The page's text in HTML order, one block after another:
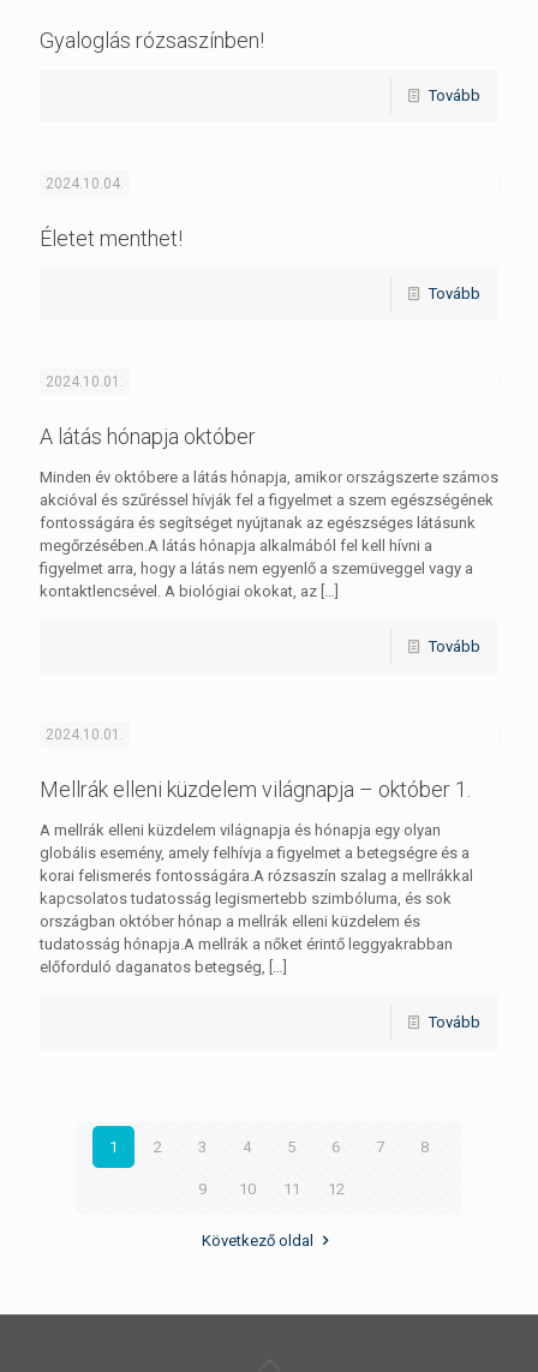
Gyaloglás rózsaszínben!
Tovább
2024.10.04.
Életet menthet!
Tovább
2024.10.01.
A látás hónapja október
Minden év októbere a látás hónapja, amikor országszerte számos
akcióval és szűréssel hívják fel a figyelmet a szem egészségének
fontosságára és segítséget nyújtanak az egészséges látásunk
megőrzésében.A látás hónapja alkalmából fel kell hívni a
figyelmet arra, hogy a látás nem egyenlő a szemüveggel vagy a
kontaktlencsével. A biológiai okokat, az […]
Tovább
2024.10.01.
Mellrák elleni küzdelem világnapja – október 1.
A mellrák elleni küzdelem világnapja és hónapja egy olyan
globális esemény, amely felhívja a figyelmet a betegségre és a
korai felismerés fontosságára.A rózsaszín szalag a mellrákkal
kapcsolatos tudatosság legismertebb szimbóluma, és sok
országban október hónap a mellrák elleni küzdelem és
tudatosság hónapja.A mellrák a nőket érintő leggyakrabban
előforduló daganatos betegség, […]
Tovább
1 2 3 4 5 6 7 8
9 10 11 12
Következő oldal